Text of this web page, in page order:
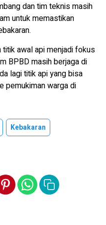
dan tim teknis masih
untuk memastikan
awal api menjadi fokus
BPBD masih berjaga di
lagi titik api yang bisa
pemukiman warga di
Kebakaran